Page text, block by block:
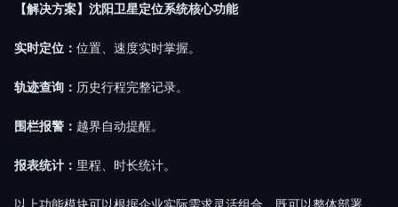
【解决方案】沈阳卫星定位系统核心功能
实时定位： 位置、速度实时掌握。
轨迹查询： 历史行程完整记录。
围栏报警： 越界自动提醒。
报表统计： 里程、时长统计。
以上功能模块可以根据企业实际需求灵活组合，既可以整体部署，